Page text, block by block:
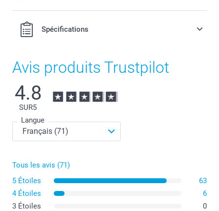
Noir & Blanc
Sepia
Spécifications
Avis produits Trustpilot
4.8
SUR5
Langue
Tous les avis (71)
5 Étoiles
63
4 Étoiles
6
3 Étoiles
0